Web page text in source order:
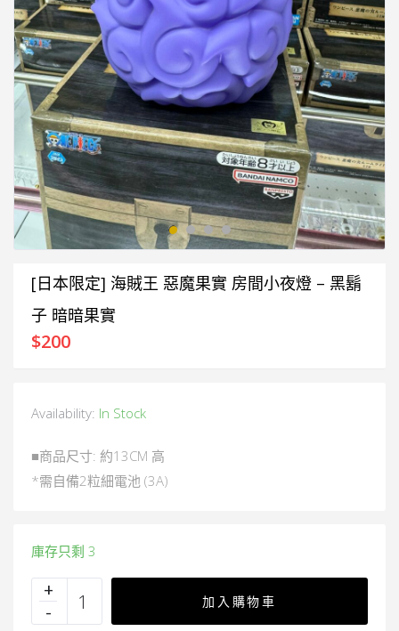
[日本限定] 海賊王 惡魔果實 房間小夜燈 – 黑鬍
子 暗暗果實
$200
Availability: In Stock
■商品尺寸: 約13CM 高
*需自備2粒細電池 (3A)
庫存只剩 3
加入購物車